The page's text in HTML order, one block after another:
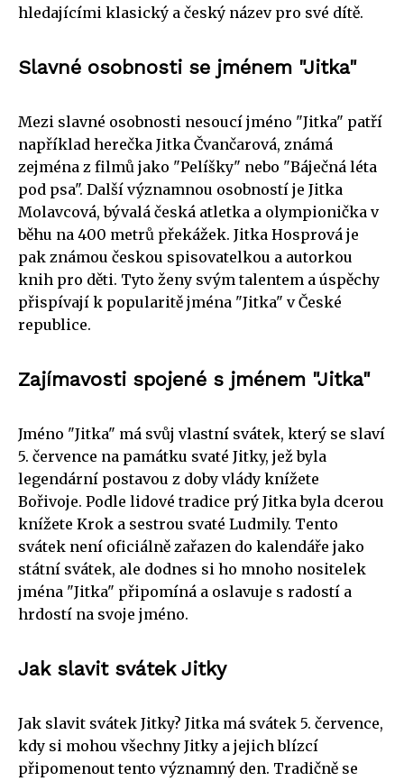
hledajícími klasický a český název pro své dítě.
Slavné osobnosti se jménem "Jitka"
Mezi slavné osobnosti nesoucí jméno "Jitka" patří
například herečka Jitka Čvančarová, známá
zejména z filmů jako "Pelíšky" nebo "Báječná léta
pod psa". Další významnou osobností je Jitka
Molavcová, bývalá česká atletka a olympionička v
běhu na 400 metrů překážek. Jitka Hosprová je
pak známou českou spisovatelkou a autorkou
knih pro děti. Tyto ženy svým talentem a úspěchy
přispívají k popularitě jména "Jitka" v České
republice.
Zajímavosti spojené s jménem "Jitka"
Jméno "Jitka" má svůj vlastní svátek, který se slaví
5. července na památku svaté Jitky, jež byla
legendární postavou z doby vlády knížete
Bořivoje. Podle lidové tradice prý Jitka byla dcerou
knížete Krok a sestrou svaté Ludmily. Tento
svátek není oficiálně zařazen do kalendáře jako
státní svátek, ale dodnes si ho mnoho nositelek
jména "Jitka" připomíná a oslavuje s radostí a
hrdostí na svoje jméno.
Jak slavit svátek Jitky
Jak slavit svátek Jitky? Jitka má svátek 5. července,
kdy si mohou všechny Jitky a jejich blízcí
připomenout tento významný den. Tradičně se